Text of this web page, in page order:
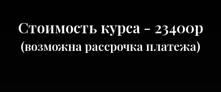
Стоимость курса - 23400р
(возможна рассрочка платежа)